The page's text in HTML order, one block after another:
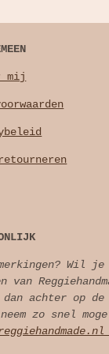
mij
Wil je
van
achter op de
zo snel